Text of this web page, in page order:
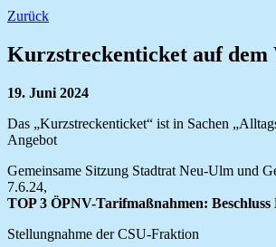
Zurück
Kurzstreckenticket auf dem
19. Juni 2024
Das „Kurzstreckenticket“ ist in Sachen
Angebot
Gemeinsame Sitzung Stadtrat Neu-Ulm und
7.6.24,
TOP 3 ÖPNV-Tarifmaßnahmen:
Stellungnahme der CSU-Fraktion